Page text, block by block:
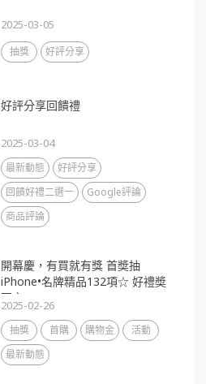
2025-03-05
抽獎 好評分享
好評分享回饋禮
2025-03-04
最新動態
好評分享
回饋好禮二選一
Google評論
商品評論
開幕慶，有買就有獎 首奬抽
iPhone•名牌精品132項☆ 好禮奬
不完
2025-02-26
抽獎 首購 購物金
活動
最新動態